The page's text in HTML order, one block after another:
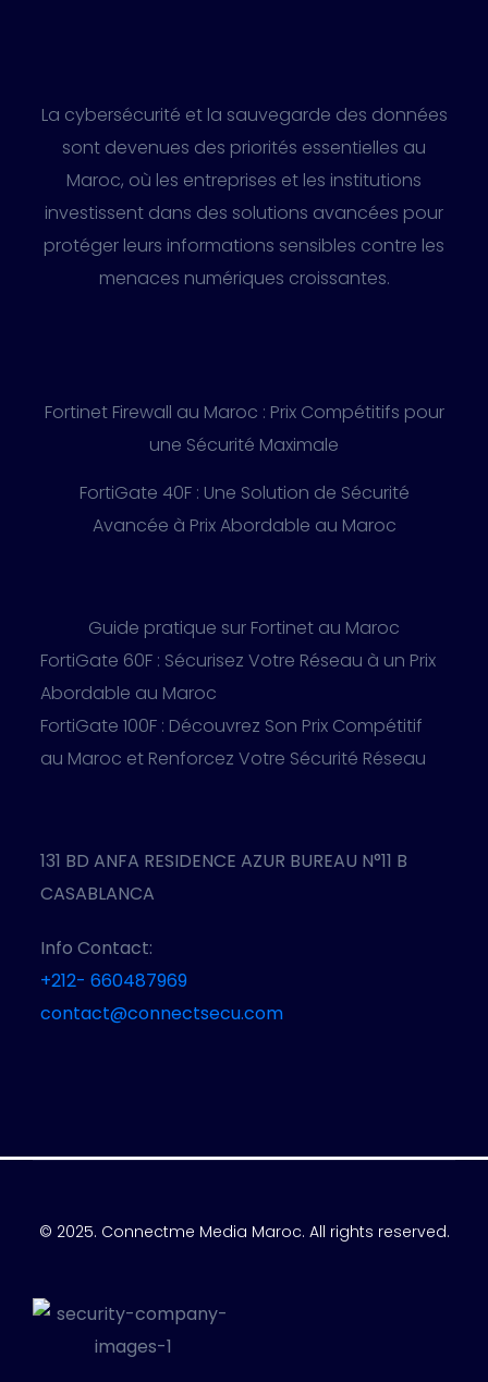
La cybersécurité et la sauvegarde des données
sont devenues des priorités essentielles au
Maroc, où les entreprises et les institutions
investissent dans des solutions avancées pour
protéger leurs informations sensibles contre les
menaces numériques croissantes.
Fortinet Firewall au Maroc : Prix Compétitifs pour
une Sécurité Maximale
FortiGate 40F : Une Solution de Sécurité
Avancée à Prix Abordable au Maroc
Guide pratique sur Fortinet au Maroc
FortiGate 60F : Sécurisez Votre Réseau à un Prix
Abordable au Maroc
FortiGate 100F : Découvrez Son Prix Compétitif
au Maroc et Renforcez Votre Sécurité Réseau
131 BD ANFA RESIDENCE AZUR BUREAU N°11 B
CASABLANCA
Info Contact:
+212- 660487969
contact@connectsecu.com
© 2025. Connectme Media Maroc. All rights reserved.